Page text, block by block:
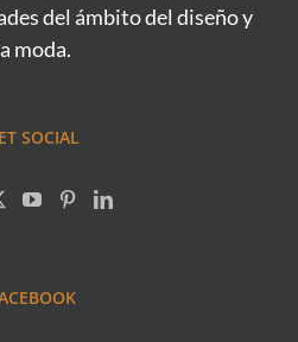
del ámbito del diseño y
moda.
SOCIAL